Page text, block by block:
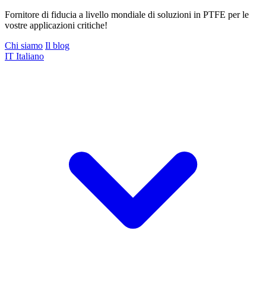
Fornitore di fiducia a livello mondiale di soluzioni in PTFE per le
vostre applicazioni critiche!
Chi siamo Il blog
IT Italiano